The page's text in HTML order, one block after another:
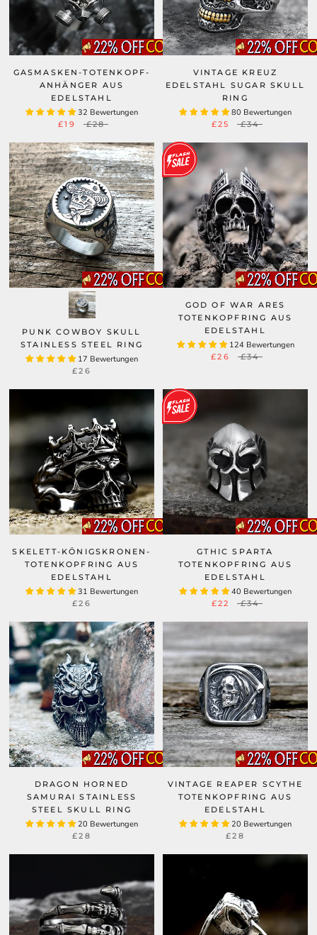
GASMASKEN-TOTENKOPF-
ANHÄNGER AUS
EDELSTAHL
32 Bewertungen
£19 £28
VINTAGE KREUZ
EDELSTAHL SUGAR SKULL
RING
80 Bewertungen
£25 £34
PUNK COWBOY SKULL
STAINLESS STEEL RING
17 Bewertungen
£26
GOD OF WAR ARES
TOTENKOPFRING AUS
EDELSTAHL
124 Bewertungen
£26 £34
SKELETT-KÖNIGSKRONEN-
TOTENKOPFRING AUS
EDELSTAHL
31 Bewertungen
£26
GTHIC SPARTA
TOTENKOPFRING AUS
EDELSTAHL
40 Bewertungen
£22 £34
DRAGON HORNED
SAMURAI STAINLESS
STEEL SKULL RING
20 Bewertungen
£28
VINTAGE REAPER SCYTHE
TOTENKOPFRING AUS
EDELSTAHL
20 Bewertungen
£28